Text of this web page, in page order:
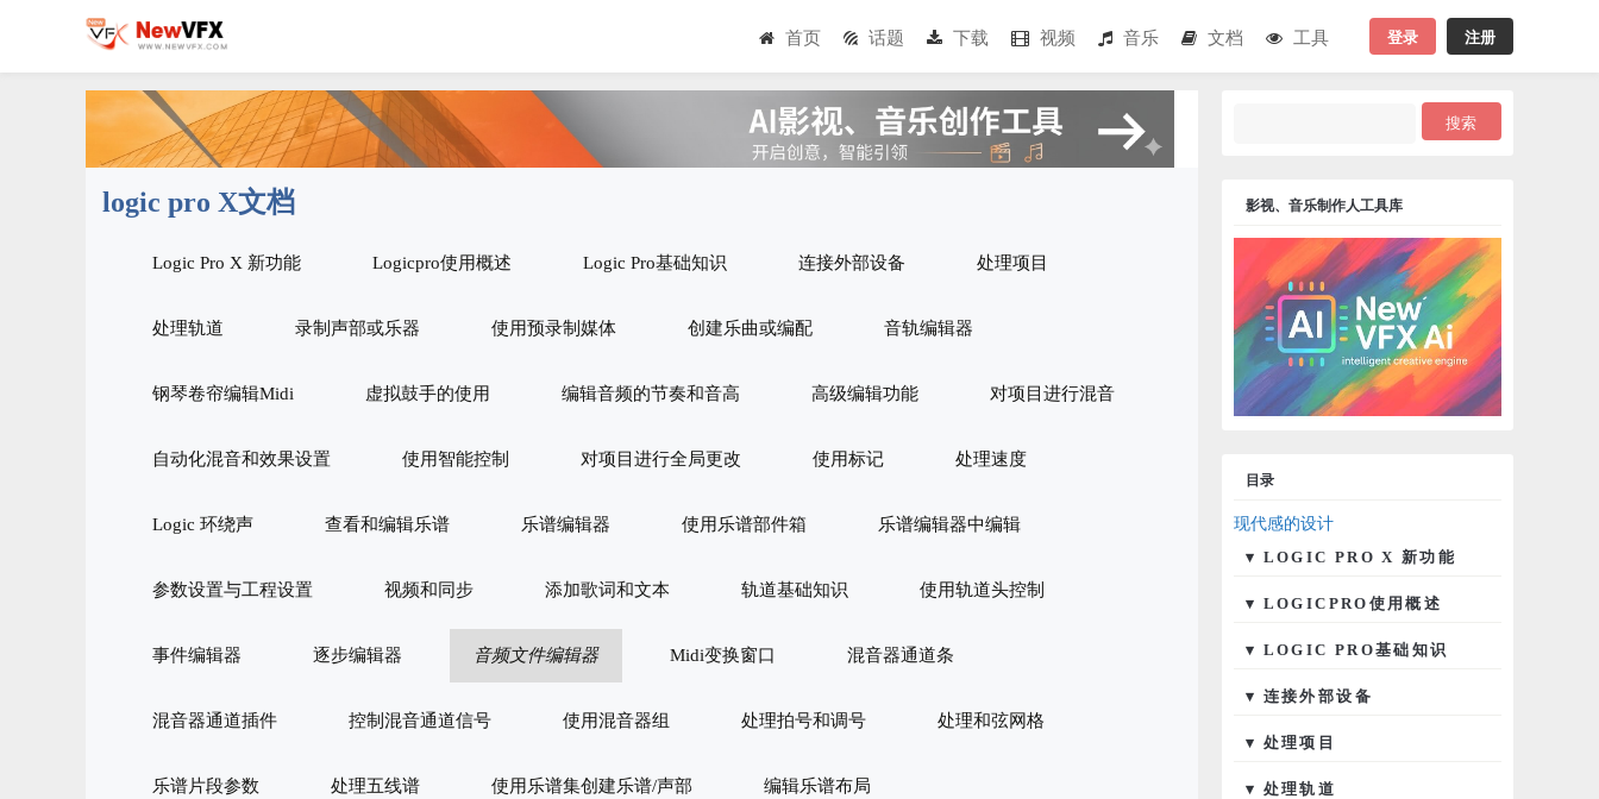
首页 话题 下载 视频 音乐 文档 工具 登录 注册
logic pro X文档
Logic Pro X 新功能 Logicpro使用概述 Logic Pro基础知识 连接外部设备 处理项目
处理轨道 录制声部或乐器 使用预录制媒体 创建乐曲或编配 音轨编辑器
钢琴卷帘编辑Midi 虚拟鼓手的使用 编辑音频的节奏和音高 高级编辑功能 对项目进行混音
自动化混音和效果设置 使用智能控制 对项目进行全局更改 使用标记 处理速度
Logic 环绕声 查看和编辑乐谱 乐谱编辑器 使用乐谱部件箱 乐谱编辑器中编辑
参数设置与工程设置 视频和同步 添加歌词和文本 轨道基础知识 使用轨道头控制
事件编辑器 逐步编辑器 音频文件编辑器 Midi变换窗口 混音器通道条
混音器通道插件 控制混音通道信号 使用混音器组 处理拍号和调号 处理和弦网格
乐谱片段参数 处理五线谱 使用乐谱集创建乐谱/声部 编辑乐谱布局
影视、音乐制作人工具库
目录
现代感的设计
▾ LOGIC PRO X 新功能
▾ LOGICPRO使用概述
▾ LOGIC PRO基础知识
▾ 连接外部设备
▾ 处理项目
▾ 处理轨道